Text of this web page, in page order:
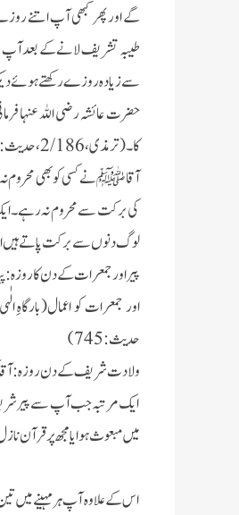
گے اور پھر کبھی آپ اتنے
طیبہ تشریف لانے کے بعد آپ
سے زیادہ روزے رکھتے ہوئے
حضرت عائشہ رضی اللہ عنہا
کا۔(ترمذی،2/186، حدیث:746)
آقا ﷺ نے کسی کو بھی محروم
کی برکت سے محروم نہ
لوگ دنوں سے برکت پاتے
پیر اور جمعرات کے دن کا روزہ:
حدیث: 745)
ولادت شریف کے دن روزہ:
ایک مرتبہ جب آپ سے پیر
میں مبعوث ہوا یا مجھ پر قرآن نازل
اس کے علاوہ آپ ہرمہینے